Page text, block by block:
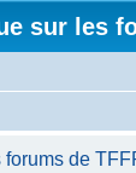
sur les
forums de